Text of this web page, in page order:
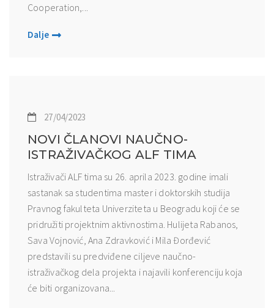
Cooperation,...
Dalje
27/04/2023
NOVI ČLANOVI NAUČNO-
ISTRAŽIVAČKOG ALF TIMA
Istraživači ALF tima su 26. aprila 2023. godine imali
sastanak sa studentima master i doktorskih studija
Pravnog fakulteta Univerziteta u Beogradu koji će se
pridružiti projektnim aktivnostima. Hulijeta Rabanos,
Sava Vojnović, Ana Zdravković i Mila Đorđević
predstavili su predviđene ciljeve naučno-
istraživačkog dela projekta i najavili konferenciju koja
će biti organizovana...